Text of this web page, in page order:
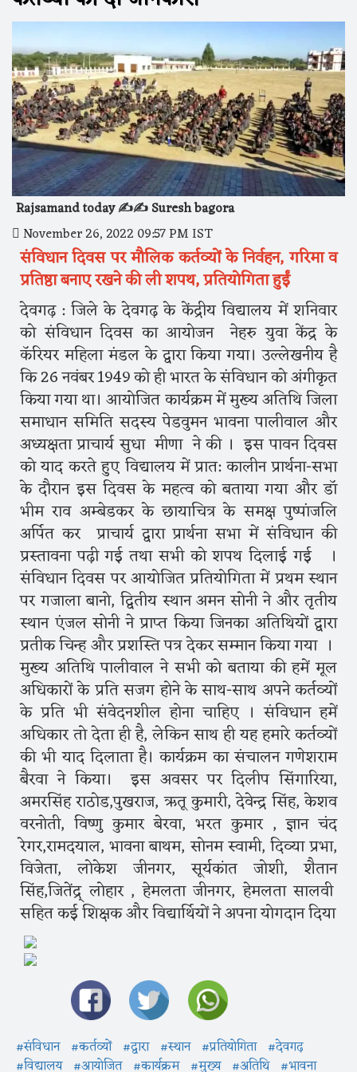
Rajsamand today ✍️✍️ Suresh bagora
November 26, 2022 09:57 PM IST
संविधान दिवस पर मौलिक कर्तव्यों के निर्वहन, गरिमा व
प्रतिष्ठा बनाए रखने की ली शपथ, प्रतियोगिता हुईं
देवगढ़ : जिले के देवगढ़ के केंद्रीय विद्यालय में शनिवार
को संविधान दिवस का आयोजन नेहरु युवा केंद्र के
कॅरियर महिला मंडल के द्वारा किया गया। उल्लेखनीय है
कि 26 नवंबर 1949 को ही भारत के संविधान को अंगीकृत
किया गया था। आयोजित कार्यक्रम में मुख्य अतिथि जिला
समाधान समिति सदस्य पेडवुमन भावना पालीवाल और
अध्यक्षता प्राचार्य सुधा मीणा ने की । इस पावन दिवस
को याद करते हुए विद्यालय में प्रात: कालीन प्रार्थना-सभा
के दौरान इस दिवस के महत्व को बताया गया और डॉ
भीम राव अम्बेडकर के छायाचित्र के समक्ष पुष्पांजलि
अर्पित कर प्राचार्य द्वारा प्रार्थना सभा में संविधान की
प्रस्तावना पढ़ी गई तथा सभी को शपथ दिलाई गई ।
संविधान दिवस पर आयोजित प्रतियोगिता में प्रथम स्थान
पर गजाला बानो, द्वितीय स्थान अमन सोनी ने और तृतीय
स्थान एंजल सोनी ने प्राप्त किया जिनका अतिथियों द्वारा
प्रतीक चिन्ह और प्रशस्ति पत्र देकर सम्मान किया गया ।
मुख्य अतिथि पालीवाल ने सभी को बताया की हमें मूल
अधिकारों के प्रति सजग होने के साथ-साथ अपने कर्तव्यों
के प्रति भी संवेदनशील होना चाहिए । संविधान हमें
अधिकार तो देता ही है, लेकिन साथ ही यह हमारे कर्तव्यों
की भी याद दिलाता है। कार्यक्रम का संचालन गणेशराम
बैरवा ने किया। इस अवसर पर दिलीप सिंगारिया,
अमरसिंह राठोड,पुखराज, ऋतू कुमारी, देवेन्द्र सिंह, केशव
वरनोती, विष्णु कुमार बेरवा, भरत कुमार , ज्ञान चंद
रेगर,रामदयाल, भावना बाथम, सोनम स्वामी, दिव्या प्रभा,
विजेता, लोकेश जीनगर, सूर्यकांत जोशी, शैतान
सिंह,जितेंद्र् लोहार , हेमलता जीनगर, हेमलता सालवी
सहित कई शिक्षक और विद्यार्थियों ने अपना योगदान दिया
#संविधान #कर्तव्यों #द्वारा #स्थान #प्रतियोगिता #देवगढ़
#विद्यालय #आयोजित #कार्यक्रम #मुख्य #अतिथि #भावना